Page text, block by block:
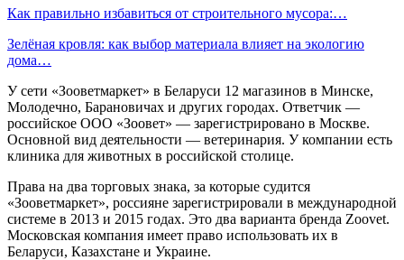
Как правильно избавиться от строительного мусора:…
Зелёная кровля: как выбор материала влияет на экологию
дома…
У сети «Зооветмаркет» в Беларуси 12 магазинов в Минске,
Молодечно, Барановичах и других городах. Ответчик —
российское ООО «Зоовет» — зарегистрировано в Москве.
Основной вид деятельности — ветеринария. У компании есть
клиника для животных в российской столице.
Права на два торговых знака, за которые судится
«Зооветмаркет», россияне зарегистрировали в международной
системе в 2013 и 2015 годах. Это два варианта бренда Zoovet.
Московская компания имеет право использовать их в
Беларуси, Казахстане и Украине.